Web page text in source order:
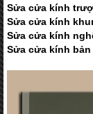
Sửa cửa kính
Sửa cửa kính
Sửa cửa kính
Sửa cửa kính bản